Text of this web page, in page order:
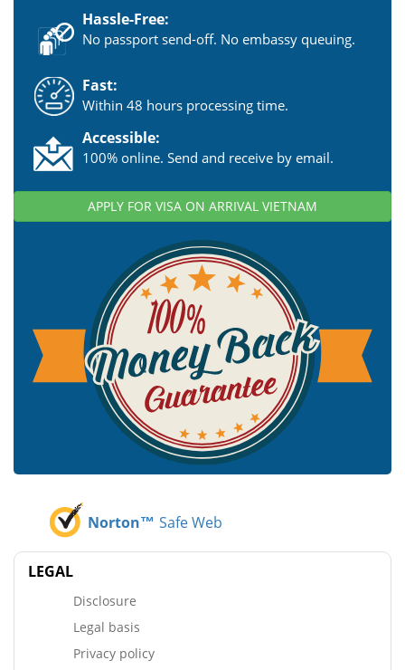
Hassle-Free:
No passport send-off. No embassy queuing.
Fast:
Within 48 hours processing time.
Accessible:
100% online. Send and receive by email.
APPLY FOR VISA ON ARRIVAL VIETNAM
Norton™ Safe Web
LEGAL
Disclosure
Legal basis
Privacy policy